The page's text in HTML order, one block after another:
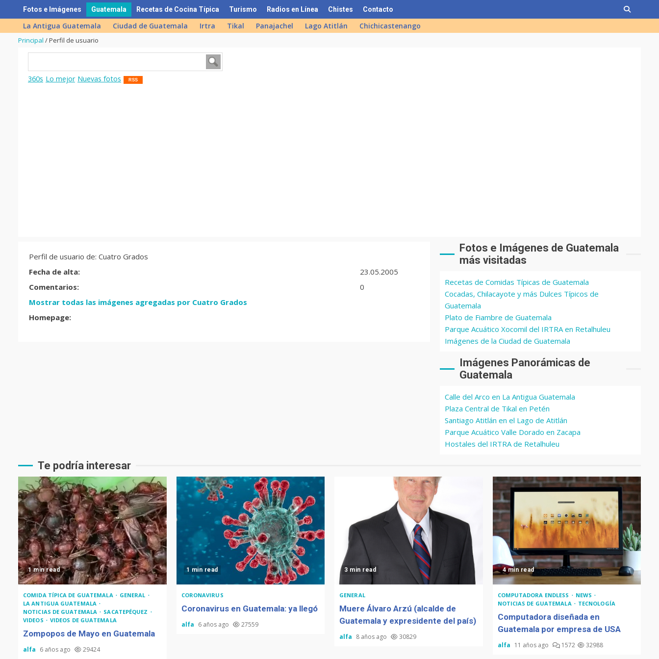
to
content
Fotos e Imágenes Guatemala Recetas de Cocina Típica Turismo Radios en Línea Chistes Contacto
La Antigua Guatemala Ciudad de Guatemala Irtra Tikal Panajachel Lago Atitlán Chichicastenango
Principal /Perfil de usuario
360s Lo mejor Nuevas fotos RSS
Perfil de usuario de: Cuatro Grados
Fecha de alta:
23.05.2005
Comentarios:
0
Mostrar todas las imágenes agregadas por Cuatro Grados
Homepage:
Fotos e Imágenes de Guatemala
más visitadas
Recetas de Comidas Típicas de Guatemala
Cocadas, Chilacayote y más Dulces Típicos de
Guatemala
Plato de Fiambre de Guatemala
Parque Acuático Xocomil del IRTRA en Retalhuleu
Imágenes de la Ciudad de Guatemala
Imágenes Panorámicas de
Guatemala
Calle del Arco en La Antigua Guatemala
Plaza Central de Tikal en Petén
Santiago Atitlán en el Lago de Atitlán
Parque Acuático Valle Dorado en Zacapa
Hostales del IRTRA de Retalhuleu
Te podría interesar
1 min read
COMIDA TÍPICA DE GUATEMALA
GENERAL
LA ANTIGUA GUATEMALA
NOTICIAS DE GUATEMALA
SACATEPÉQUEZ
VIDEOS
VIDEOS DE GUATEMALA
Zompopos de Mayo en Guatemala
alfa 6 años ago 29424
1 min read
CORONAVIRUS
Coronavirus en Guatemala: ya llegó
alfa 6 años ago 27559
3 min read
GENERAL
Muere Álvaro Arzú (alcalde de
Guatemala y expresidente del país)
alfa 8 años ago 30829
4 min read
COMPUTADORA ENDLESS
NEWS
NOTICIAS DE GUATEMALA
TECNOLOGÍA
Computadora diseñada en
Guatemala por empresa de USA
alfa 11 años ago 1572 32988